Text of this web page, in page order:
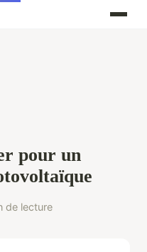
pour un
de lecture